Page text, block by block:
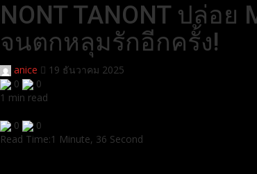
NONT TANONT ปล่อย
จนตกหลุมรักอีกครั้ง!
anice
19 ธันวาคม 2025
0
0
1 min read
0
0
Read Time:1 Minute, 36 Second